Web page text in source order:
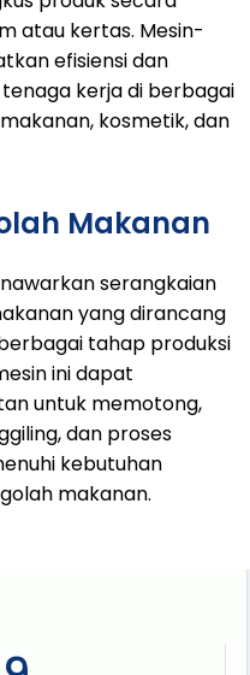
atau kertas. Mesin-
efisiensi dan
kerja di berbagai
kosmetik, dan
Makanan
serangkaian
yang dirancang
tahap produksi
ini dapat
untuk memotong,
dan proses
kebutuhan
makanan.